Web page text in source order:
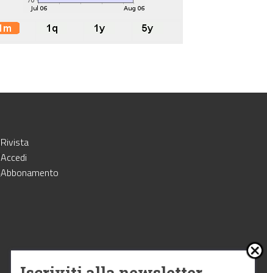
Rivista
Accedi
Abbonamento